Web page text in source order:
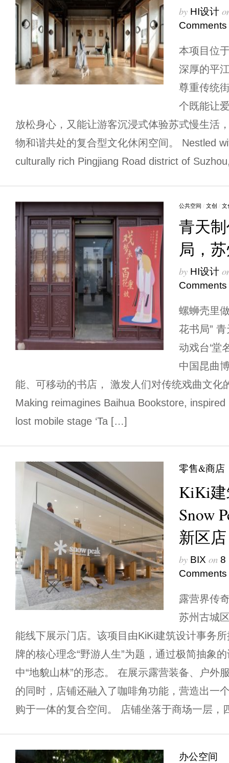
by HI设计
Comments
本项目位
深厚的平
尊重传统
个既能让
放松身心，又能让游客沉浸式体验苏式慢生活
物和谐共处的复合型文化休闲空间。 Nestled
culturally rich Pingjiang Road district of
公共空间 / 文创 / 文
青天
局，
by HI设计
Comments
螺蛳壳里
花书局”
动戏台‘堂
中国昆曲
能、可移动的书店， 激发人们对传统戏曲文化
Making reimagines Baihua Bookstore, inspired
lost mobile stage ‘Ta […]
零售&商店
KiKi
Snow
新区店
by BIX on 8
Comments
露营界传
苏州古城
能线下展示门店。该项目由KiKi建筑设计事务
牌的核心理念“野游人生”为题，通过极简抽象
中“地貌山林”的形态。 在展示露营装备、户外
的同时，店铺还融入了咖啡角功能，营造出一
购于一体的复合空间。 店铺坐落于商场一层
办公空间